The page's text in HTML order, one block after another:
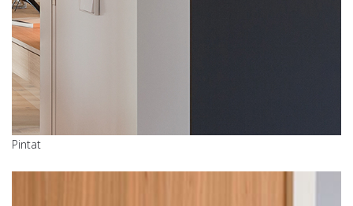
Pintat